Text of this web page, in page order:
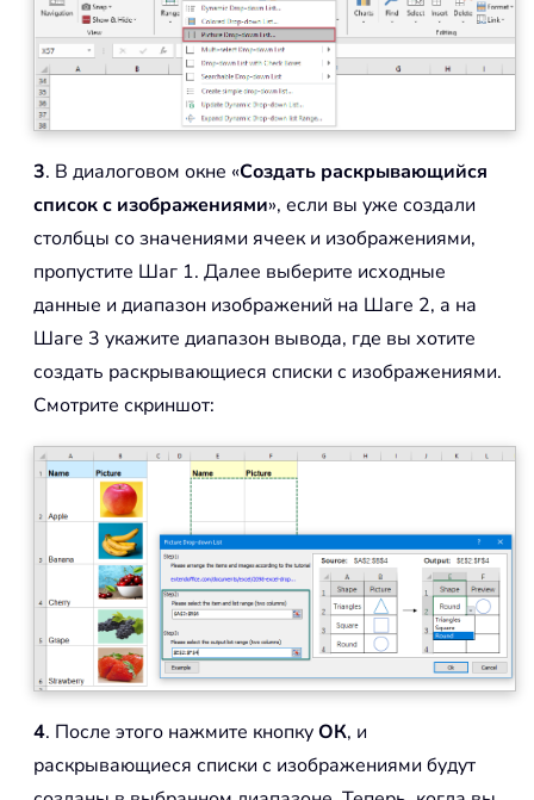
3. В диалоговом окне «Создать раскрывающийся
список с изображениями», если вы уже создали
столбцы со значениями ячеек и изображениями,
пропустите Шаг 1. Далее выберите исходные
данные и диапазон изображений на Шаге 2, а на
Шаге 3 укажите диапазон вывода, где вы хотите
создать раскрывающиеся списки с изображениями.
Смотрите скриншот:
4. После этого нажмите кнопкуОК, и
раскрывающиеся списки с изображениями будут